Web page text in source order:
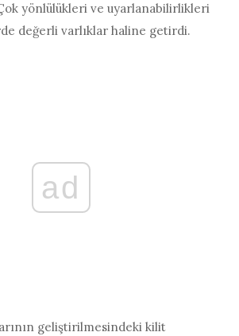
yönlülükleri ve uyarlanabilirlikleri
değerli varlıklar haline getirdi.
ad
geliştirilmesindeki kilit